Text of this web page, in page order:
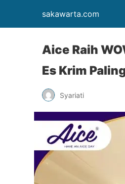
sakawarta.com
‎Aice Raih
Es Krim
Syariati